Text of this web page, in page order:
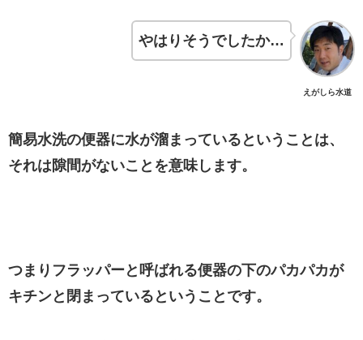
えがしら水道
やはりそうでしたか…
簡易水洗の便器に水が溜まっているということは、
それは隙間がないことを意味します。
つまりフラッパーと呼ばれる便器の下のパカパカが
キチンと閉まっているということです。